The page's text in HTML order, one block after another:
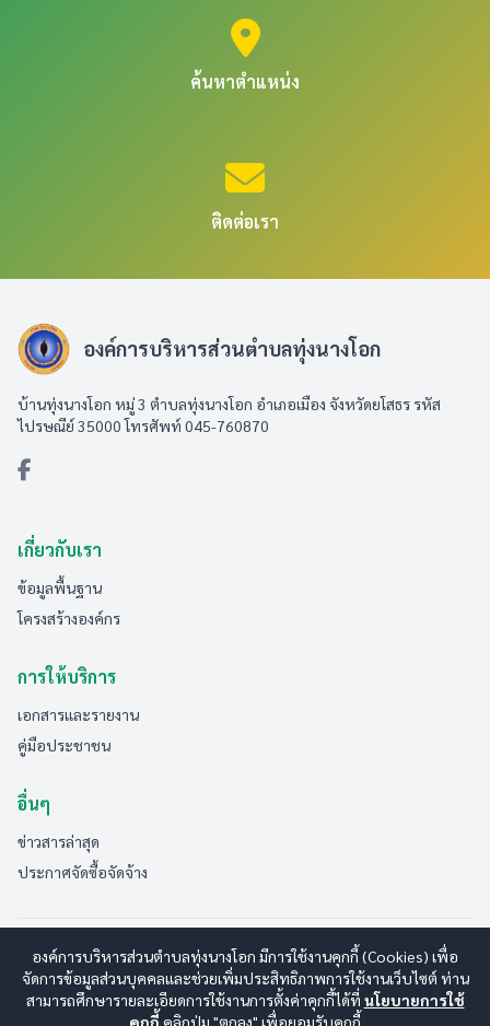
ค้นหาตำแหน่ง
ติดต่อเรา
องค์การบริหารส่วนตำบลทุ่งนางโอก
บ้านทุ่งนางโอก หมู่ 3 ตำบลทุ่งนางโอก อำเภอเมือง จังหวัดยโสธร รหัส
ไปรษณีย์ 35000 โทรศัพท์ 045-760870
เกี่ยวกับเรา
ข้อมูลพื้นฐาน
โครงสร้างองค์กร
การให้บริการ
เอกสารและรายงาน
คู่มือประชาชน
อื่นๆ
ข่าวสารล่าสุด
ประกาศจัดซื้อจัดจ้าง
© 2569 องค์การบริหารส่วนตำบลทุ่งนางโอก สงวนลิขสิทธิ์Design By
www.esanwebdesign.com
นโยบายการใช้งาน | นโยบายการคุ้มครองข้อมูลส่วนบุคคล |
องค์การบริหารส่วนตำบลทุ่งนางโอก มีการใช้งานคุกกี้ (Cookies) เพื่อ
จัดการข้อมูลส่วนบุคคลและช่วยเพิ่มประสิทธิภาพการใช้งานเว็บไซต์ ท่าน
สามารถศึกษารายละเอียดการใช้งานการตั้งค่าคุกกี้ได้ที่ นโยบายการใช้
คุกกี้ คลิกปุ่ม "ตกลง" เพื่อยอมรับคุกกี้